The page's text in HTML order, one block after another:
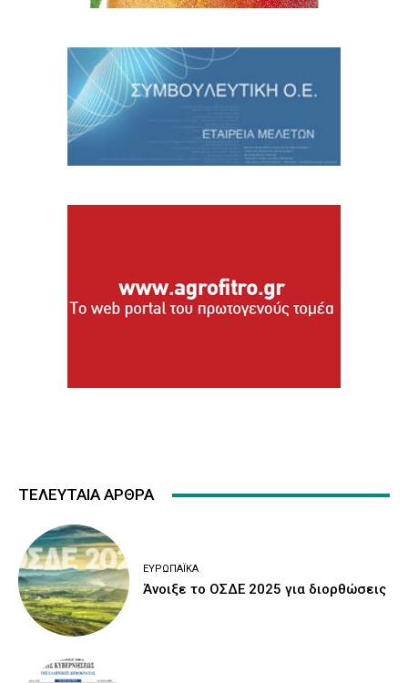
ΤΕΛΕΥΤΑΙΑ ΑΡΘΡΑ
ΕΥΡΩΠΑΪΚΆ
Άνοιξε το ΟΣΔΕ 2025 για διορθώσεις